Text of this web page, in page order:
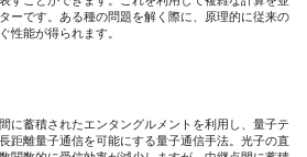
ネットワークを長距離化する量子中継
ーです。ある種の問題を解く際に、原理的に従来の
性能が得られます。
に蓄積されたエンタングルメントを利用し、量子テ
距離量子通信を可能にする量子通信手法。光子の直